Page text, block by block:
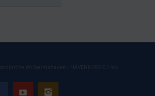
Wilhelmshaven - HAVENKIRCHE / mk